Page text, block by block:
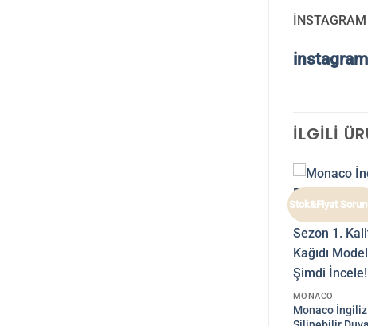
İLGILI
Stok&Fiyat
MONACO
Monaco İngiliz